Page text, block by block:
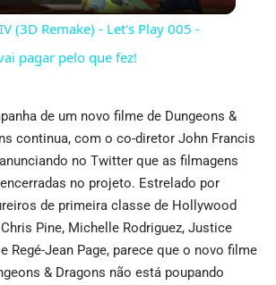
(3D Remake) - Let's Play 005 -
pagar pelo que fez!
de um novo filme de Dungeons &
continua, com o co-diretor John Francis
no Twitter que as filmagens
no projeto. Estrelado por
de primeira classe de Hollywood
Pine, Michelle Rodriguez, Justice
Regé-Jean Page, parece que o novo filme
& Dragons não está poupando